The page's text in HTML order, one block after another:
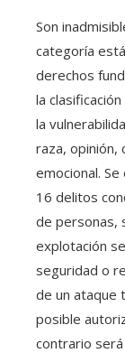
Son
categoría
derechos
la
la
raza, opinión,
emocional.
16 delitos
de personas,
explotación
seguridad o
de un ataque
posible
contrario